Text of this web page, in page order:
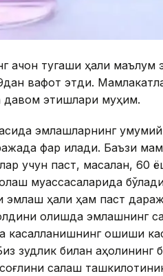
қачон тугаши ҳали
вафот этди.
давом этишлари муҳим.
эмлашларнинг
фарқ қилади. Баъзи
учун паст, масалан, 60
муассасаларида
эмлаш ҳали ҳам паст
олишда эмлашнинг
касалланишнинг ошиши
зудлик билан аҳолининг
сақлаш